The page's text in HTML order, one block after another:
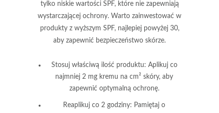
tylko niskie wartości SPF, które nie zapewniają
wystarczającej ochrony. Warto zainwestować w
produkty z wyższym SPF, najlepiej powyżej 30,
aby zapewnić bezpieczeństwo skórze.
Stosuj właściwą ilość produktu: Aplikuj co
najmniej 2 mg kremu na cm² skóry, aby
zapewnić optymalną ochronę.
Reaplikuj co 2 godziny: Pamiętaj o